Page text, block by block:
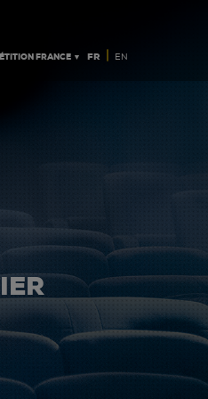
FRANCE ▼ FR | EN